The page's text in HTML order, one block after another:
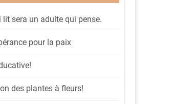
lit sera un adulte qui pense.
pour la paix
des plantes à fleurs!